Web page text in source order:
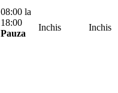
08:00 la
18:00
Pauza
Inchis Inchis